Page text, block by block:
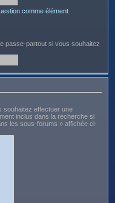
comme élément
passe-partout si vous souhaitez
souhaitez effectuer une
inclus dans la recherche si
les sous-forums » affichée ci-